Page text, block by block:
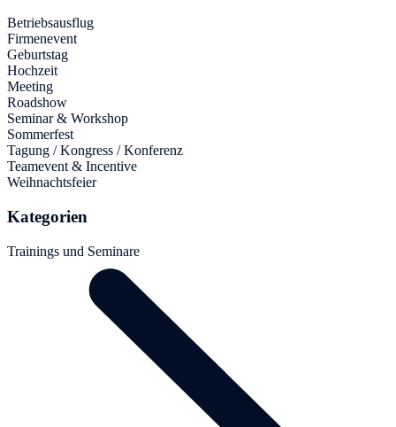
Betriebsausflug
Firmenevent
Geburtstag
Hochzeit
Meeting
Roadshow
Seminar & Workshop
Sommerfest
Tagung / Kongress / Konferenz
Teamevent & Incentive
Weihnachtsfeier
Kategorien
Trainings und Seminare